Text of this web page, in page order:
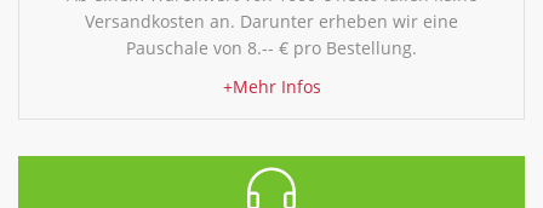
Versandkosten an. Darunter erheben wir eine
Pauschale von 8.-- € pro Bestellung.
+Mehr Infos